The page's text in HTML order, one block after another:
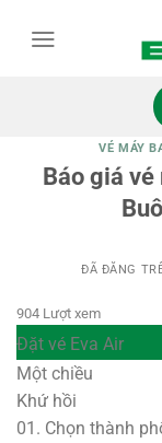
VÉ MÁY
Báo giá
ĐÃ ĐĂNG
904 Lượt xem
Đặt vé Eva Air
Một chiều
Khứ hồi
01. Chọn thành